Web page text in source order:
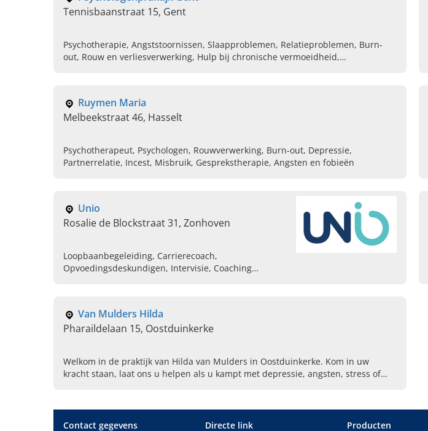
Tennisbaanstraat 15, Gent
Psychotherapie, Angststoornissen, Slaapproblemen, Relatieproblemen, Burn-
out, Rouw en verliesverwerking, Hulp bij chronische vermoeidheid,
Ruymen Maria
Melbeekstraat 46, Hasselt
Psychotherapeut, Psychologen, Rouwverwerking, Burn-out, Depressie,
Partnerrelatie, Incest, Misbruik, Gesprekstherapie, Angsten en fobieën
Unio
Rosalie de Blockstraat 31, Zonhoven
Loopbaanbegeleiding, Carrierecoach,
Opvoedingsdeskundigen, Intervisie, Coaching
Van Mulders Hilda
Pharaildelaan 15, Oostduinkerke
Welkom in de praktijk van Hilda van Mulders in Oostduinkerke. Kom in uw
kracht staan, laat ons u helpen als u kampt met depressie, angsten, stress of
Contact gegevens Directe link Producten